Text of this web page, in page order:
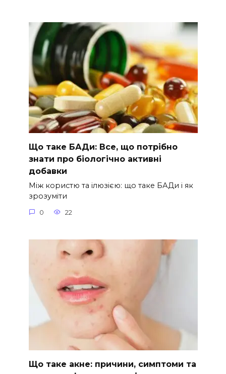
Що таке БАДи: Все, що потрібно
знати про біологічно активні
добавки
Між користю та ілюзією: що таке БАДи і як
зрозуміти
0 22
Що таке акне: причини, симптоми та